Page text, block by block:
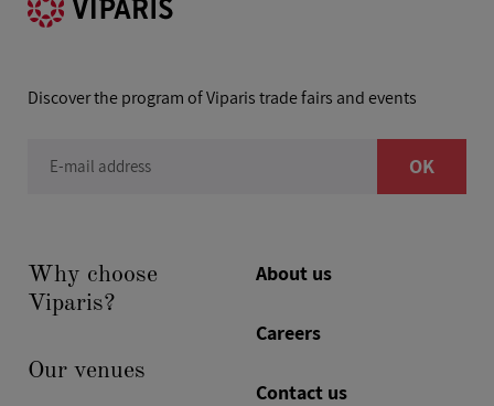
Discover the program of Viparis trade fairs and events
E-mail address OK
Why choose
Viparis?
Our venues
About us
Careers
Contact us